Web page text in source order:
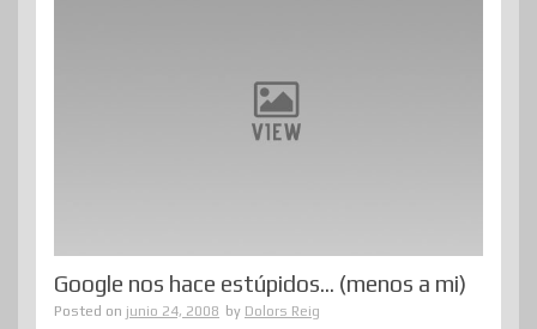
Google nos hace estúpidos… (menos a mi)
Posted on junio 24, 2008 by Dolors Reig